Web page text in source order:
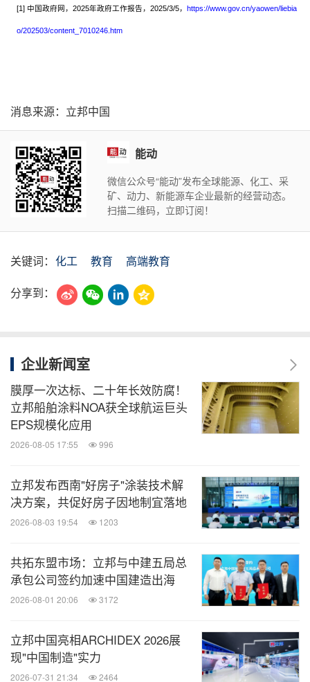
[1] 中国政府网，2025年政府工作报告，2025/3/5， https://www.gov.cn/yaowen/liebia
o/202503/content_7010246.htm
消息来源：立邦中国
能动
微信公众号“能动”发布全球能源、化工、采
矿、动力、新能源车企业最新的经营动态。
扫描二维码，立即订阅！
关键词： 化工 教育
高端教育
分享到：
企业新闻室
膜厚一次达标、二十年长效防腐！
立邦船舶涂料NOA获全球航运巨头
EPS规模化应用
2026-08-05 17:55 996
立邦发布西南"好房子"涂装技术解
决方案，共促好房子因地制宜落地
2026-08-03 19:54 1203
共拓东盟市场：立邦与中建五局总
承包公司签约加速中国建造出海
2026-08-01 20:06 3172
立邦中国亮相ARCHIDEX 2026展
现"中国制造"实力
2026-07-31 21:34 2464